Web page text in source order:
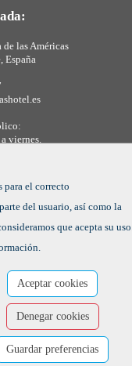
las Américas
España
viernes.
para el correcto
del usuario, así como la
que acepta su
Aceptar cookies
Denegar cookies
Guardar preferencias